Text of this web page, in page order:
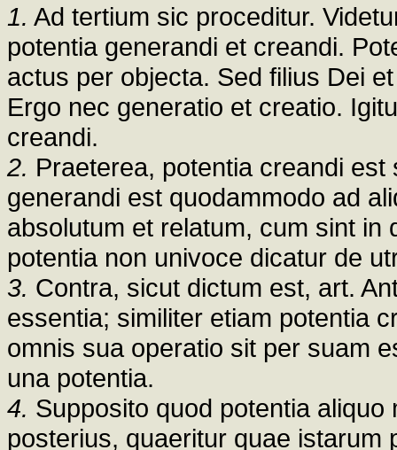
1. Ad tertium sic proceditur.
potentia generandi et creandi.
actus per objecta. Sed filius Dei
Ergo nec generatio et creatio.
creandi.
2. Praeterea, potentia creandi
generandi est quodammodo ad
absolutum et relatum, cum sint
potentia non univoce dicatur de
3. Contra, sicut dictum est, art.
essentia; similiter etiam potentia
omnis sua operatio sit per suam
una potentia.
4. Supposito quod potentia
posterius, quaeritur quae istarum